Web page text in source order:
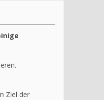
Ziel der